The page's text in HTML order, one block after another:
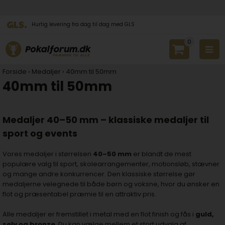
Hurtig levering fra dag til dag med GLS
0
Forside › Medaljer › 40mm til 50mm
40mm til 50mm
Medaljer 40–50 mm – klassiske medaljer til
sport og events
Vores medaljer i størrelsen 40–50 mm er blandt de mest
populære valg til sport, skolearrangementer, motionsløb, stævner
og mange andre konkurrencer. Den klassiske størrelse gør
medaljerne velegnede til både børn og voksne, hvor du ønsker en
flot og præsentabel præmie til en attraktiv pris.
Alle medaljer er fremstillet i metal med en flot finish og fås i guld,